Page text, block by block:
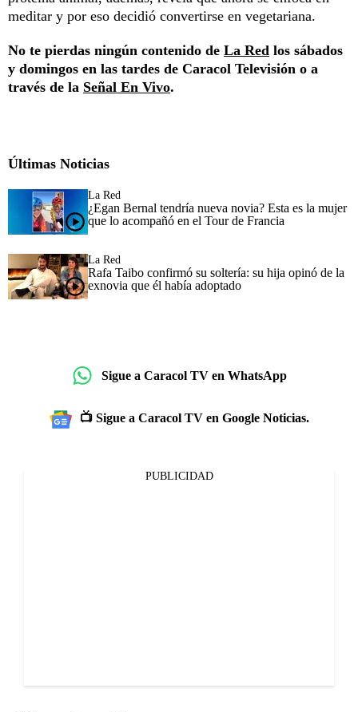
meditar y por eso decidió convertirse en vegetariana.
No te pierdas ningún contenido de La Red los sábados
y domingos en las tardes de Caracol Televisión o a
través de la Señal En Vivo.
Últimas Noticias
La Red
¿Egan Bernal tendría nueva novia? Esta es la mujer
que lo acompañó en el Tour de Francia
La Red
Rafa Taibo confirmó su soltería: su hija opinó de la
exnovia que él había adoptado
Sigue a Caracol TV en WhatsApp
📺 Sigue a Caracol TV en Google Noticias.
PUBLICIDAD